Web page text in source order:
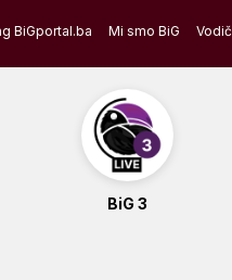
BiGportal.ba Mi smo BiG
BiG 3